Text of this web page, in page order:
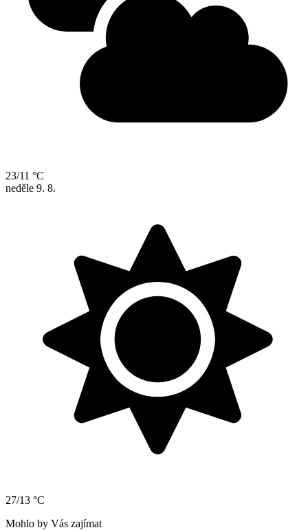
23/11 °C
neděle 9. 8.
27/13 °C
Mohlo by Vás zajímat